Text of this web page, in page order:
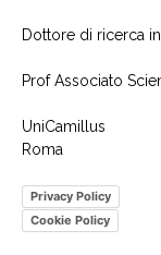
Dottore di ricerca
Prof Associato
UniCamillus
Roma
Privacy Policy
Cookie Policy